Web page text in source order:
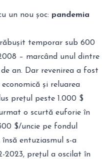
un nou șoc: pandemia
temporar sub 600
– marcând unul dintre
an. Dar revenirea a fost
și reluarea
prețul peste 1.000 $
o scurtă euforie în
$/uncie pe fondul
entuziasmul s-a
2023, prețul a oscilat în